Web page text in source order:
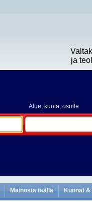
ja
Alue, kunta, osoite
Mainosta täällä Kunnat